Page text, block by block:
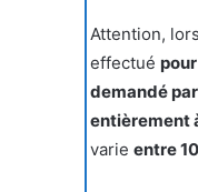
Attention,
effectué
demandé
entièrement
varie entre